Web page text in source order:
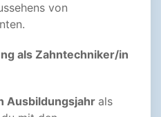
von
als Zahntechniker/in
Ausbildungsjahr als